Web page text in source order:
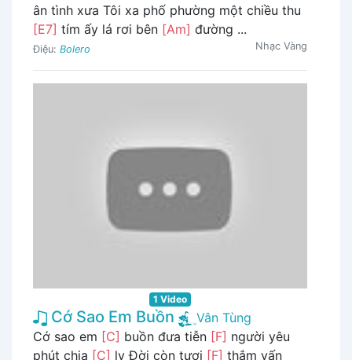
ân tình xưa Tôi xa phố phường một chiều thu
[E7] tím ấy lá rơi bên [Am] đường ...
Điệu: Bolero Nhạc Vàng
1 Video
Cớ Sao Em Buồn
Vân Tùng
Cớ sao em [C] buồn đưa tiễn [F] người yêu
phút chia [C] ly Đời còn tươi [F] thắm vấn